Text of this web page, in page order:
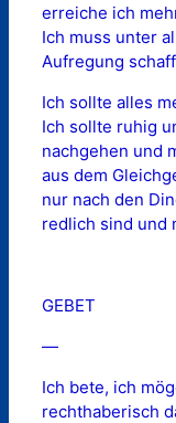
erreiche ich
Ich muss unter
Aufregung
Ich sollte alles
Ich sollte ruhig
nachgehen und
aus dem
nur nach den
redlich sind und
GEBET
—
Ich bete, ich
rechthaberisch